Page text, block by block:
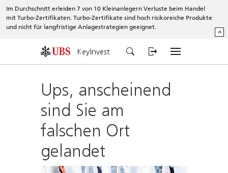
Im Durchschnitt erleiden 7 von 10 Kleinanlegern Verluste beim Handel
mit Turbo-Zertifikaten. Turbo-Zertifikate sind hoch risikoreiche Produkte
und nicht für langfristige Anlagestrategien geeignet.
^
KeyInvest
Ups, anscheinend
sind Sie am
falschen Ort
gelandet